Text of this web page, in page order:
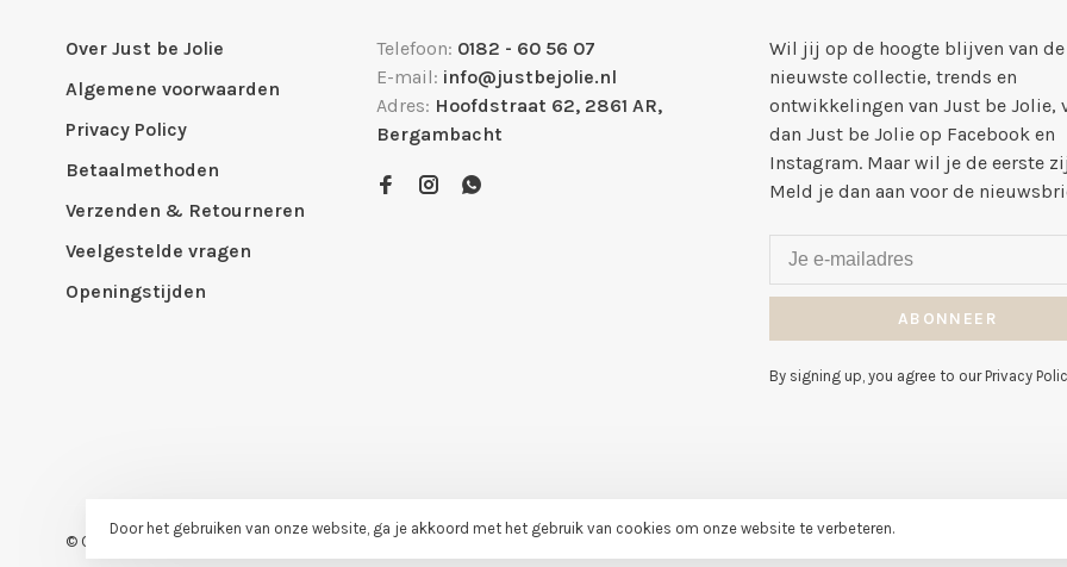
Over Just be Jolie
Algemene voorwaarden
Privacy Policy
Betaalmethoden
Verzenden & Retourneren
Veelgestelde vragen
Openingstijden
Telefoon: 0182 - 60 56 07
E-mail: info@justbejolie.nl
Adres: Hoofdstraat 62, 2861 AR,
Bergambacht
Wil jij op de hoogte blijven van de
nieuwste collectie, trends en
ontwikkelingen van Just be Jolie,
dan Just be Jolie op Facebook en
Instagram. Maar wil je de eerste
Meld je dan aan voor de
ABONNEER
By signing up, you agree to our Privacy
© Copyright 2026 Just be Jolie Just be Jolie scores a klantbeoordelingen at
Door het gebruiken van onze website, ga je akkoord met het gebruik van cookies om onze website te verbeteren.